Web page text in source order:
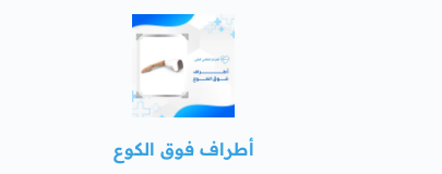
أطراف فوق الكوع